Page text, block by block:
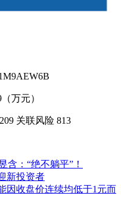
万元）
209 关联风险 813
含：“绝不躺平”！
新投资者
因收盘价连续均低于1元而